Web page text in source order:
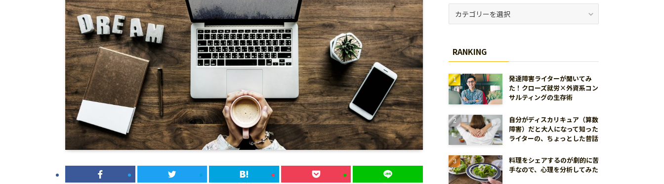
ーRANKING
発達障害ライターが聞いてみ
た！クローズ就労×外資系コン
サルティングの生存術
自分がディスカリキュア（算数
障害）だと大人になって知った
ライターの、ちょっとした昔話
料理をシェアするのが劇的に苦
手なので、心理を分析してみた